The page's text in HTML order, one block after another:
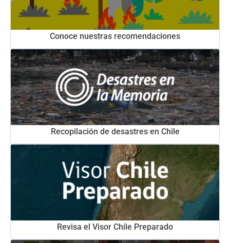
Conoce nuestras recomendaciones
Recopilación de desastres en Chile
Revisa el Visor Chile Preparado